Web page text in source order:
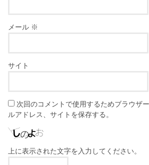
メール ※
サイト
次回のコメントで使用するためブラウザ
ルアドレス、サイトを保存する。
上に表示された文字を入力してください。